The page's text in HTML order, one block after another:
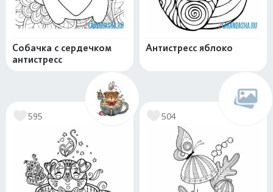
Собачка с сердечком
антистресс
Антистресс яблоко
595 504